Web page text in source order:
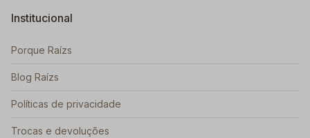
Institucional
Porque Raízs
Blog Raízs
Políticas de privacidade
Trocas e devoluções